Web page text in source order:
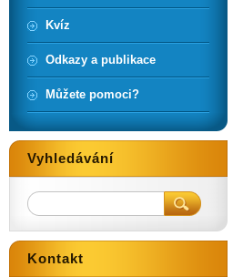
Kvíz
Odkazy a publikace
Můžete pomoci?
Vyhledávání
Kontakt